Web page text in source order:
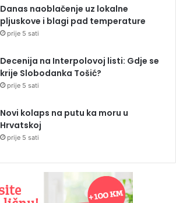
Danas naoblačenje uz lokalne
pljuskove i blagi pad temperature
prije 5 sati
Decenija na Interpolovoj listi: Gdje se
krije Slobodanka Tošić?
prije 5 sati
Novi kolaps na putu ka moru u
Hrvatskoj
prije 5 sati